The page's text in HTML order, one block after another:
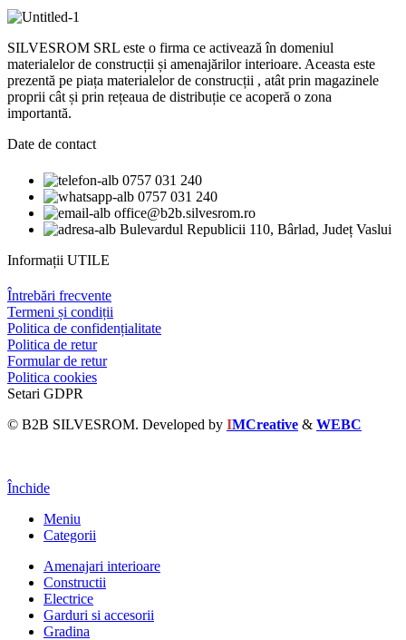
SILVESROM SRL este o firma ce activează în domeniul
materialelor de construcții și amenajărilor interioare. Aceasta este
prezentă pe piața materialelor de construcții , atât prin magazinele
proprii cât și prin rețeaua de distribuție ce acoperă o zona
importantă.
Date de contact
0757 031 240
0757 031 240
office@b2b.silvesrom.ro
Bulevardul Republicii 110, Bârlad, Județ Vaslui
Informații UTILE
Întrebări frecvente
Termeni și condiții
Politica de confidențialitate
Politica de retur
Formular de retur
Politica cookies
Setari GDPR
© B2B SILVESROM. Developed by IMCreative & WEBC
Închide
Meniu
Categorii
Amenajari interioare
Constructii
Electrice
Garduri si accesorii
Gradina